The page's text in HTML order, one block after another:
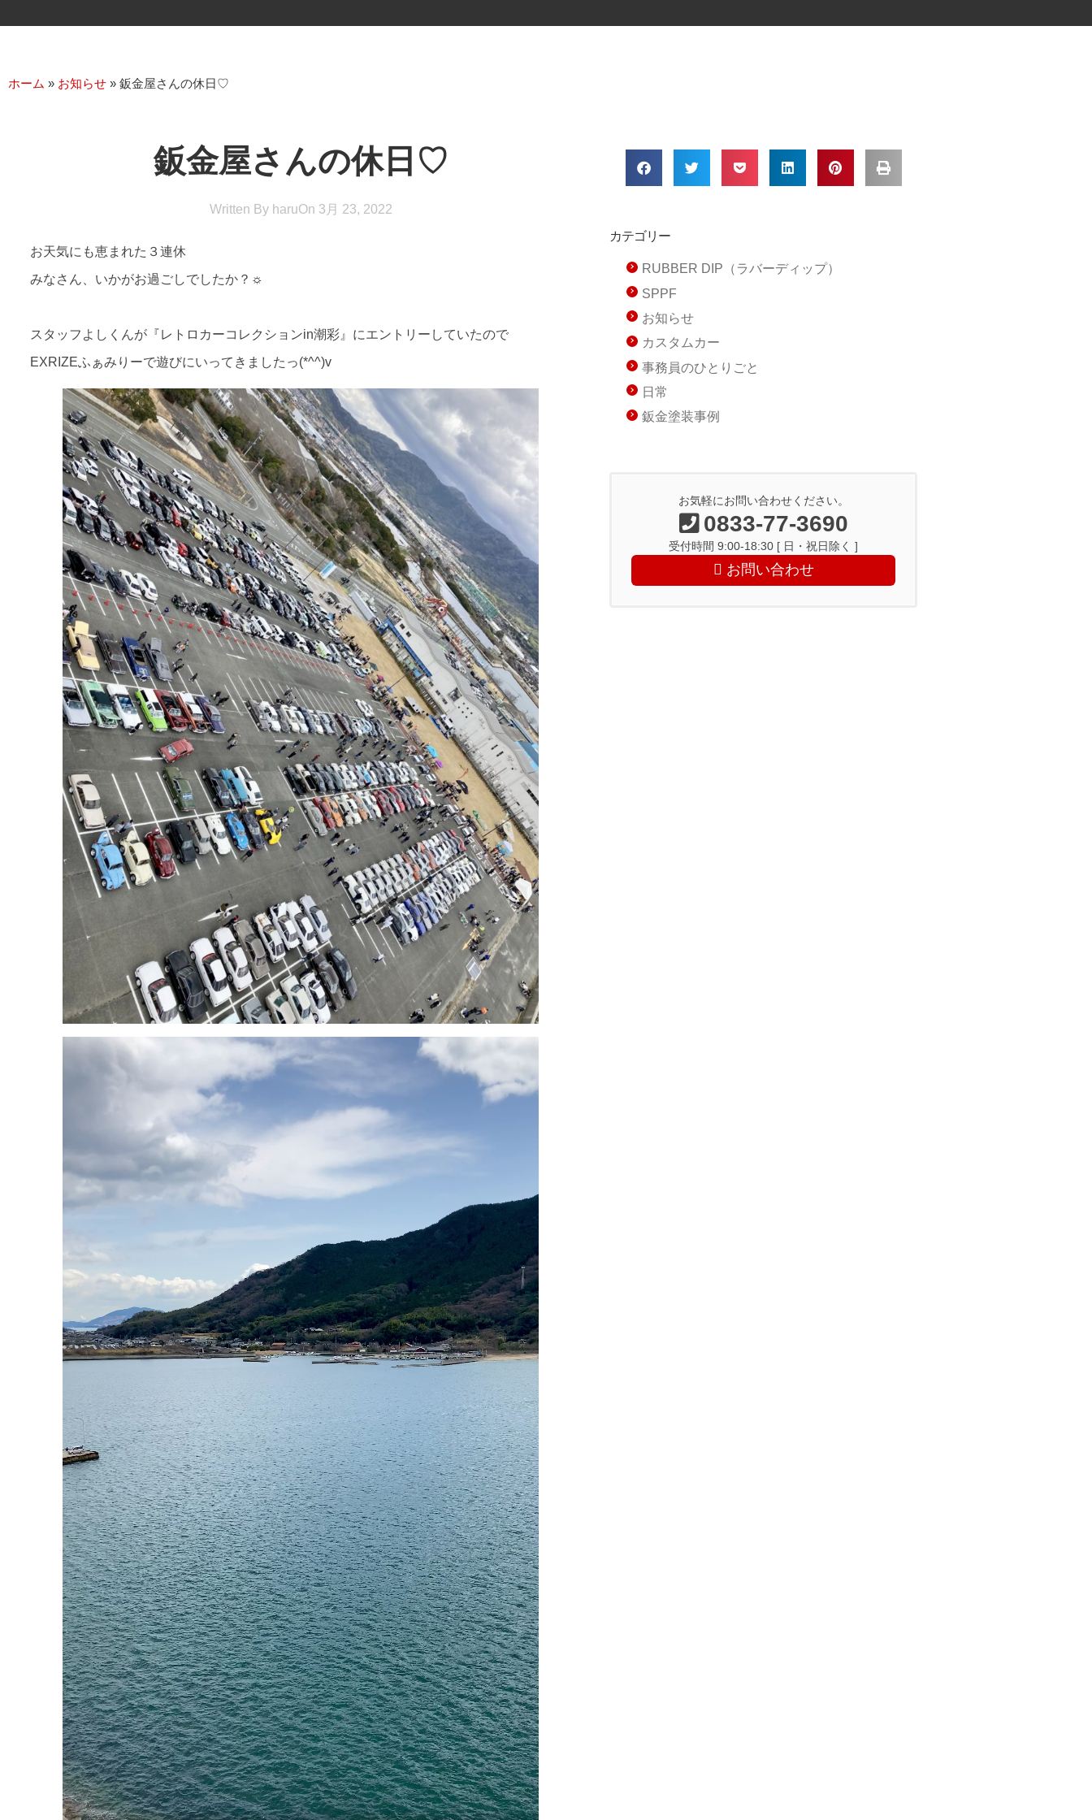
ホーム » お知らせ » 鈑金屋さんの休日♡
鈑金屋さんの休日♡
Written ByharuOn 3月 23, 2022
お天気にも恵まれた３連休
みなさん、いかがお過ごしでしたか？☼
スタッフよしくんが『レトロカーコレクションin潮彩』にエントリーしていたので
EXRIZEふぁみりーで遊びにいってきましたっ(*^^)v
カテゴリー
RUBBER DIP（ラバーディップ）
SPPF
お知らせ
カスタムカー
事務員のひとりごと
日常
鈑金塗装事例
お気軽にお問い合わせください。
0833-77-3690
受付時間 9:00-18:30 [ 日・祝日除く ]
お問い合わせ